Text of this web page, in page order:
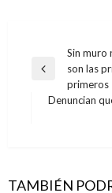
de
entradas
Entrada
anterior
Sin muro
son las
primeros
Denuncian
TAMBIÉN